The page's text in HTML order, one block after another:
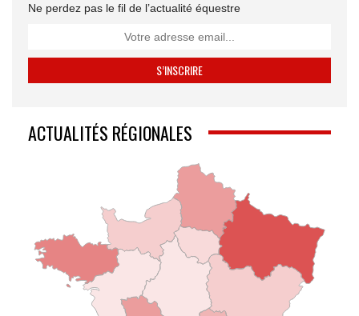
Ne perdez pas le fil de l’actualité équestre
ACTUALITÉS RÉGIONALES